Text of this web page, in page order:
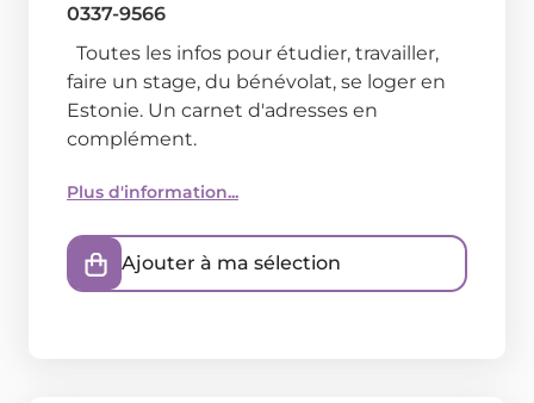
0337-9566
Toutes les infos pour étudier, travailler,
faire un stage, du bénévolat, se loger en
Estonie. Un carnet d'adresses en
complément.
Plus d'information...
Ajouter à ma sélection